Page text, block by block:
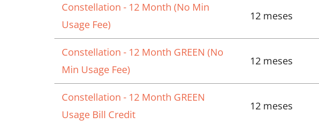
Constellation - 12 Month (No Min
Usage Fee)
12 meses
Constellation - 12 Month GREEN (No
Min Usage Fee)
12 meses
Constellation - 12 Month GREEN
Usage Bill Credit
12 meses